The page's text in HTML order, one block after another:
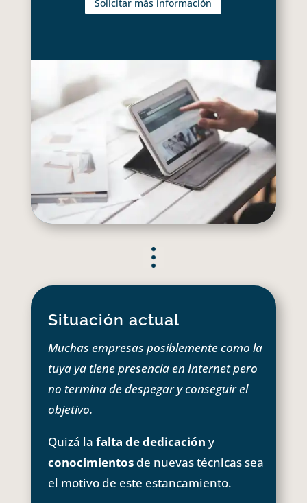
Solicitar más información
Situación actual
Muchas empresas posiblemente como la
tuya ya tiene presencia en Internet pero
no termina de despegar y conseguir el
objetivo.
Quizá la falta de dedicación y
conocimientosde nuevas técnicas sea
el motivo de este estancamiento.